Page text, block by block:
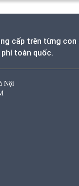
cấp trên từng
toàn quốc.
Nội